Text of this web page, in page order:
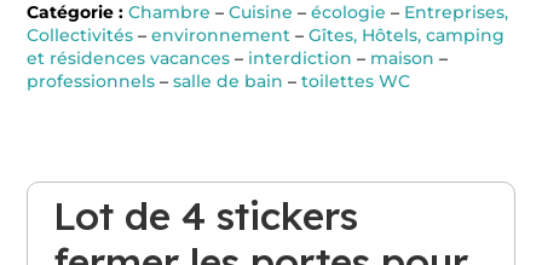
Catégorie : Chambre – Cuisine – écologie – Entreprises,
Collectivités– environnement– Gîtes, Hôtels, camping
et résidences vacances– interdiction – maison –
professionnels– salle de bain – toilettes WC
Lot de 4 stickers